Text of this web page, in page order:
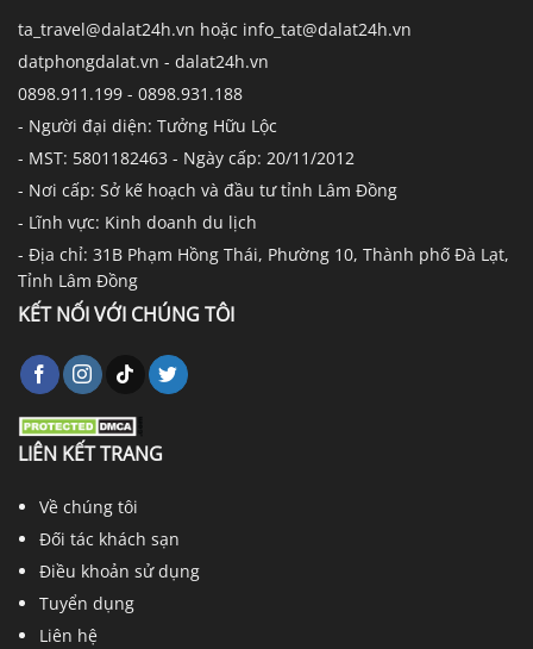
ta_travel@dalat24h.vn hoặc info_tat@dalat24h.vn
datphongdalat.vn - dalat24h.vn
0898.911.199 - 0898.931.188
- Người đại diện: Tưởng Hữu Lộc
- MST: 5801182463 - Ngày cấp: 20/11/2012
- Nơi cấp: Sở kế hoạch và đầu tư tỉnh Lâm Đồng
- Lĩnh vực: Kinh doanh du lịch
- Địa chỉ: 31B Phạm Hồng Thái, Phường 10, Thành phố Đà Lạt,
Tỉnh Lâm Đồng
KẾT NỐI VỚI CHÚNG TÔI
LIÊN KẾT TRANG
Về chúng tôi
Đối tác khách sạn
Điều khoản sử dụng
Tuyển dụng
Liên hệ